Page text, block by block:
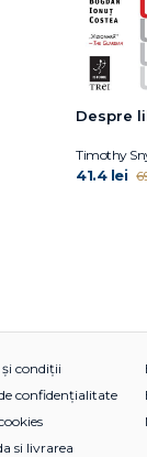
Despre
Timothy
41.4 lei
condiții
confidențialitate
si livrarea